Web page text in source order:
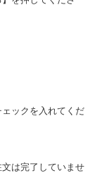
ックを入れてくだ
は完了していませ